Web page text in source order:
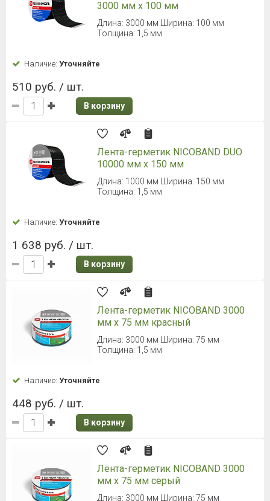
3000 мм х 100 мм
Длина: 3000 мм Ширина: 100 мм
Толщина: 1,5 мм
Наличие: Уточняйте
510 руб. / шт.
В корзину
Лента-герметик NICOBAND DUO
10000 мм х 150 мм
Длина: 1000 мм Ширина: 150 мм
Толщина: 1,5 мм
Наличие: Уточняйте
1 638 руб. / шт.
В корзину
Лента-герметик NICOBAND 3000
мм х 75 мм красный
Длина: 3000 мм Ширина: 75 мм
Толщина: 1,5 мм
Наличие: Уточняйте
448 руб. / шт.
В корзину
Лента-герметик NICOBAND 3000
мм х 75 мм серый
Длина: 3000 мм Ширина: 75 мм